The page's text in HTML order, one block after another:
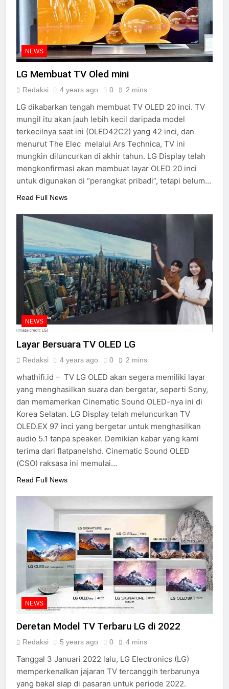
peraih Awards
2 Years Ago
Review Neumann NDH-
20
2 Years Ago
14 soundtrack video game
headphone dan speaker
Anda
2 Years Ago
Review Vincent DAC-
Cabasse merilis speaker
spherical Pearl Pelegrina
edisi terbatas
3 Years Ago
NEWS
LG Membuat TV Oled mini
Redaksi 4 years ago 0 2 mins
LG dikabarkan tengah membuat TV OLED 20 inci. TV
mungil itu akan jauh lebih kecil daripada model
terkecilnya saat ini (OLED42C2) yang 42 inci, dan
menurut The Elec melalui Ars Technica, TV ini
mungkin diluncurkan di akhir tahun. LG Display telah
mengkonfirmasi akan membuat layar OLED 20 inci
untuk digunakan di “perangkat pribadi”, tetapi belum…
Read Full News
NEWS
Layar Bersuara TV OLED LG
Redaksi 4 years ago 0 2 mins
whathifi.id – TV LG OLED akan segera memiliki layar
yang menghasilkan suara dan bergetar, seperti Sony,
dan memamerkan Cinematic Sound OLED-nya ini di
Korea Selatan. LG Display telah meluncurkan TV
OLED.EX 97 inci yang bergetar untuk menghasilkan
audio 5.1 tanpa speaker. Demikian kabar yang kami
terima dari flatpanelshd. Cinematic Sound OLED
(CSO) raksasa ini memulai…
Read Full News
NEWS
Deretan Model TV Terbaru LG di 2022
Redaksi 5 years ago 0 4 mins
Tanggal 3 Januari 2022 lalu, LG Electronics (LG)
memperkenalkan jajaran TV tercanggih terbarunya
yang bakal siap di pasaran untuk periode 2022.